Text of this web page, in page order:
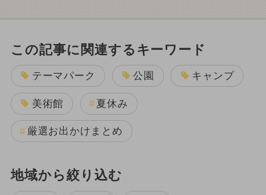
この記事に関連するキーワード
テーマパーク 公園 キャンプ
美術館 夏休み
厳選お出かけまとめ
地域から絞り込む